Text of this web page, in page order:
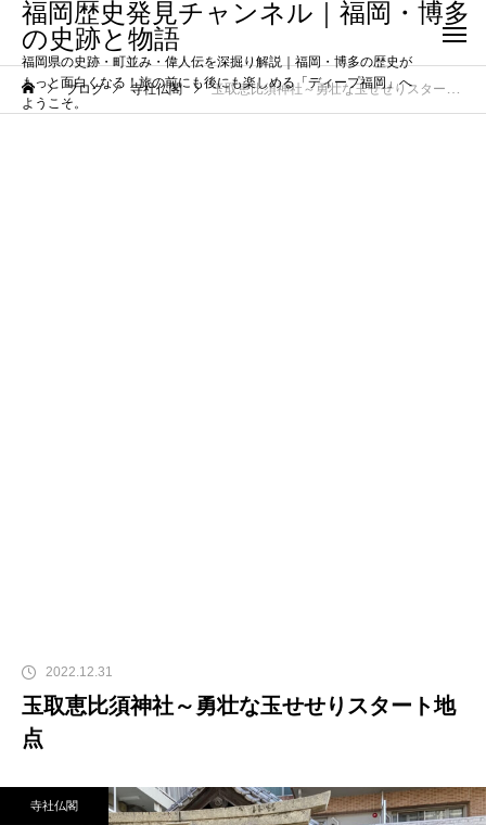
福岡歴史発見チャンネル｜福岡・博多
の史跡と物語
福岡県の史跡・町並み・偉人伝を深掘り解説｜福岡・博多の歴史が
もっと面白くなる！旅の前にも後にも楽しめる「ディープ福岡」へ
ようこそ。
ブログ 寺社仏閣 玉取恵比須神社～勇壮な玉せせりスタート地点
2022.12.31
玉取恵比須神社～勇壮な玉せせりスタート地
点
寺社仏閣